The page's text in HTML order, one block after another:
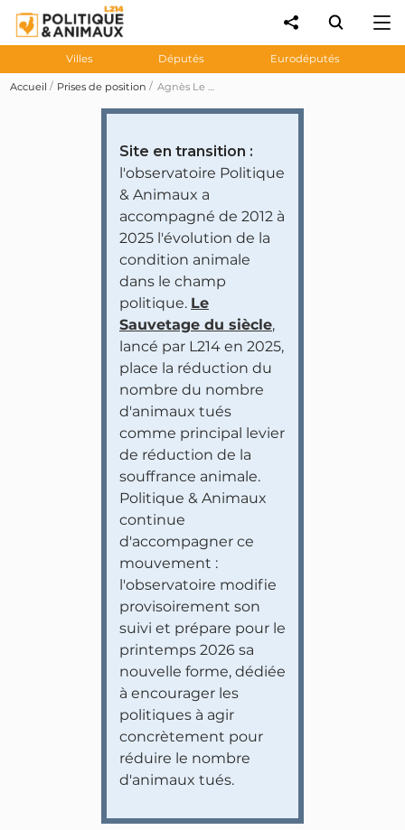
Villes Députés Eurodéputés
Accueil Prises de position Agnès Le Brun demande un assouplissement des normes de «bien-être animal»
Site en transition :
l'observatoire Politique
& Animaux a
accompagné de 2012 à
2025 l'évolution de la
condition animale
dans le champ
politique. Le
Sauvetage du siècle,
lancé par L214 en 2025,
place la réduction du
nombre du nombre
d'animaux tués
comme principal levier
de réduction de la
souffrance animale.
Politique & Animaux
continue
d'accompagner ce
mouvement :
l'observatoire modifie
provisoirement son
suivi et prépare pour le
printemps 2026 sa
nouvelle forme, dédiée
à encourager les
politiques à agir
concrètement pour
réduire le nombre
d'animaux tués.